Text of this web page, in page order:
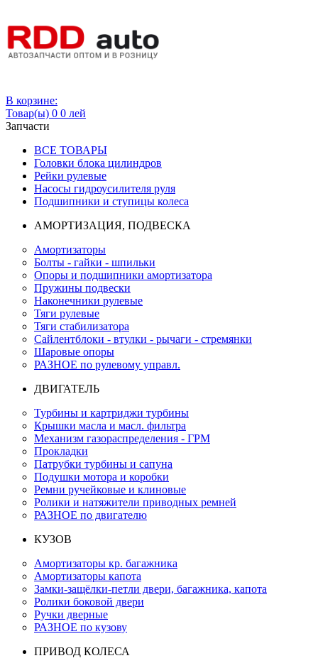
В корзине:
Товар(ы) 0 0 лей
Запчасти
ВСЕ ТОВАРЫ
Головки блока цилиндров
Рейки рулевые
Насосы гидроусилителя руля
Подшипники и ступицы колеса
АМОРТИЗАЦИЯ, ПОДВЕСКА
Амортизаторы
Болты - гайки - шпильки
Опоры и подшипники амортизатора
Пружины подвески
Наконечники рулевые
Тяги рулевые
Тяги стабилизатора
Сайлентблоки - втулки - рычаги - стремянки
Шаровые опоры
РАЗНОЕ по рулевому управл.
ДВИГАТЕЛЬ
Турбины и картриджи турбины
Крышки масла и масл. фильтра
Механизм газораспределения - ГРМ
Прокладки
Патрубки турбины и сапуна
Подушки мотора и коробки
Ремни ручейковые и клиновые
Ролики и натяжители приводных ремней
РАЗНОЕ по двигателю
КУЗОВ
Амортизаторы кр. багажника
Амортизаторы капота
Замки-защёлки-петли двери, багажника, капота
Ролики боковой двери
Ручки дверные
РАЗНОЕ по кузову
ПРИВОД КОЛЕСА